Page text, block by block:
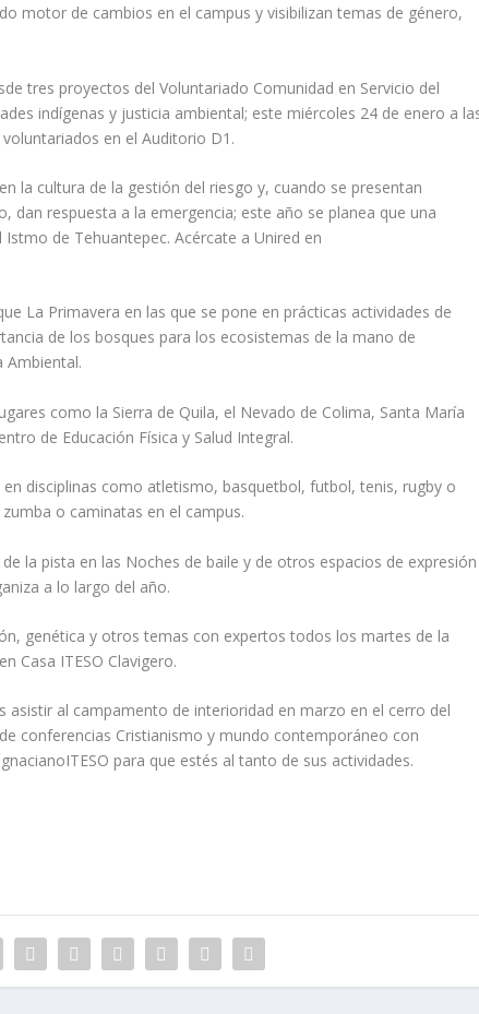
motor de cambios en el campus y visibilizan temas de género,
tres proyectos del Voluntariado Comunidad en Servicio del
indígenas y justicia ambiental; este miércoles 24 de enero a
en el Auditorio D1.
la cultura de la gestión del riesgo y, cuando se presentan
dan respuesta a la emergencia; este año se planea que una
de Tehuantepec. Acércate a Unired en
La Primavera en las que se pone en prácticas actividades de
de los bosques para los ecosistemas de la mano de
Ambiental.
como la Sierra de Quila, el Nevado de Colima, Santa María
de Educación Física y Salud Integral.
en disciplinas como atletismo, basquetbol, futbol, tenis, rugby o
o caminatas en el campus.
la pista en las Noches de baile y de otros espacios de expresión
a lo largo del año.
genética y otros temas con expertos todos los martes de la
Casa ITESO Clavigero.
asistir al campamento de interioridad en marzo en el cerro del
conferencias Cristianismo y mundo contemporáneo con
para que estés al tanto de sus actividades.